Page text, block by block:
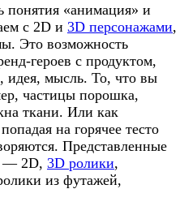
«анимация» и
с 2D и 3D персонажами,
Это возможность
героев с продуктом,
идея, мысль. То, что вы
частицы порошка,
ткани. Или как
на горячее тесто
Представленные
— 2D, 3D ролики,
из футажей,